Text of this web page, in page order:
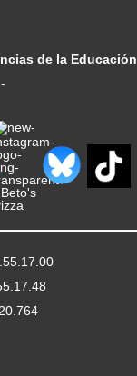
de la Educación